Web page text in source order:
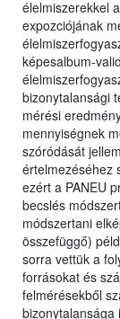
élelmiszerekkel
expozciójának
képesalbum-
bizonytalansági
mérési
mennyiségnek
szóródását
értelmezéséhez
ezért a PANEU
becslés
módszertani
összefüggő)
sorra vettük a
forrásokat és
felmérésekből
bizonytalansága